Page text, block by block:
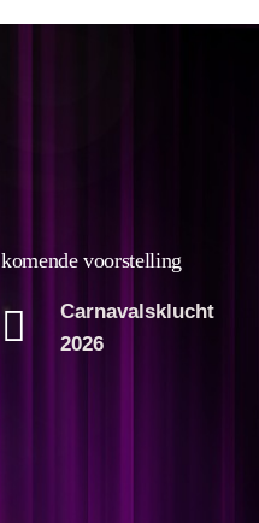
komende voorstelling
Carnavalsklucht
2026